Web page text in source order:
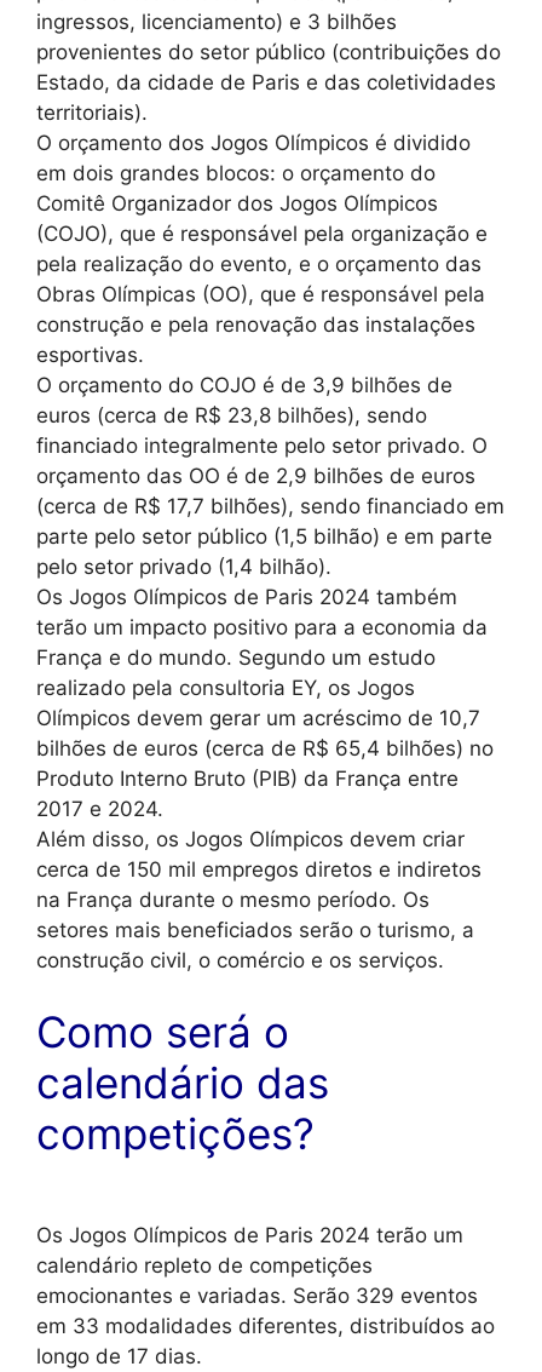
ingressos, licenciamento) e 3 bilhões
provenientes do setor público (contribuições do
Estado, da cidade de Paris e das coletividades
territoriais).
O orçamento dos Jogos Olímpicos é dividido
em dois grandes blocos: o orçamento do
Comitê Organizador dos Jogos Olímpicos
(COJO), que é responsável pela organização e
pela realização do evento, e o orçamento das
Obras Olímpicas (OO), que é responsável pela
construção e pela renovação das instalações
esportivas.
O orçamento do COJO é de 3,9 bilhões de
euros (cerca de R$ 23,8 bilhões), sendo
financiado integralmente pelo setor privado. O
orçamento das OO é de 2,9 bilhões de euros
(cerca de R$ 17,7 bilhões), sendo financiado em
parte pelo setor público (1,5 bilhão) e em parte
pelo setor privado (1,4 bilhão).
Os Jogos Olímpicos de Paris 2024 também
terão um impacto positivo para a economia da
França e do mundo. Segundo um estudo
realizado pela consultoria EY, os Jogos
Olímpicos devem gerar um acréscimo de 10,7
bilhões de euros (cerca de R$ 65,4 bilhões) no
Produto Interno Bruto (PIB) da França entre
2017 e 2024.
Além disso, os Jogos Olímpicos devem criar
cerca de 150 mil empregos diretos e indiretos
na França durante o mesmo período. Os
setores mais beneficiados serão o turismo, a
construção civil, o comércio e os serviços.
Como será o
calendário das
competições?
Os Jogos Olímpicos de Paris 2024 terão um
calendário repleto de competições
emocionantes e variadas. Serão 329 eventos
em 33 modalidades diferentes, distribuídos ao
longo de 17 dias.